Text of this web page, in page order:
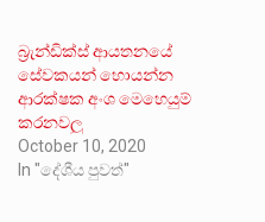
බ්‍රැන්ඩික්ස් ආයතනයේ
සේවකයන් හොයන්න
ආරක්ෂක අංශ මෙහෙයුම්
කරනවලු
October 10, 2020
In "දේශීය පුවත්"